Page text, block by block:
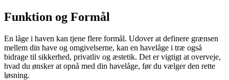
Funktion og Formål
En låge i haven kan tjene flere formål. Udover at definere grænsen
mellem din have og omgivelserne, kan en havelåge i træ også
bidrage til sikkerhed, privatliv og æstetik. Det er vigtigt at overveje,
hvad du ønsker at opnå med din havelåge, før du vælger den rette
løsning.